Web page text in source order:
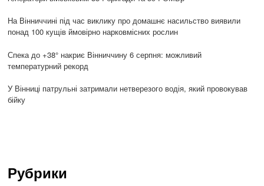
На Вінниччині під час виклику про домашнє насильство виявили
понад 100 кущів ймовірно нарковмісних рослин
Спека до +38° накриє Вінниччину 6 серпня: можливий
температурний рекорд
У Вінниці патрульні затримали нетверезого водія, який провокував
бійку
Рубрики